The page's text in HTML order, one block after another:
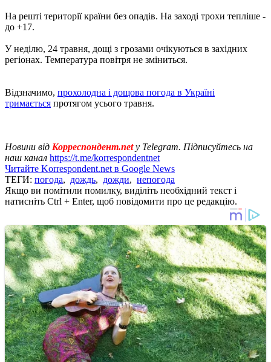
На решті території країни без опадів. На заході трохи тепліше -
до +17.
У неділю, 24 травня, дощі з грозами очікуються в західних
регіонах. Температура повітря не зміниться.
Відзначимо, прохолодна і дощова погода в Україні
тримається протягом усього травня.
Новини від Корреспондент.net у Telegram. Підписуйтесь на
наш канал https://t.me/korrespondentnet
Читайте Korrespondent.net в Google News
ТЕГИ: погода, дождь, дожди, непогода
Якщо ви помітили помилку, виділіть необхідний текст і
натисніть Ctrl + Enter, щоб повідомити про це редакцію.